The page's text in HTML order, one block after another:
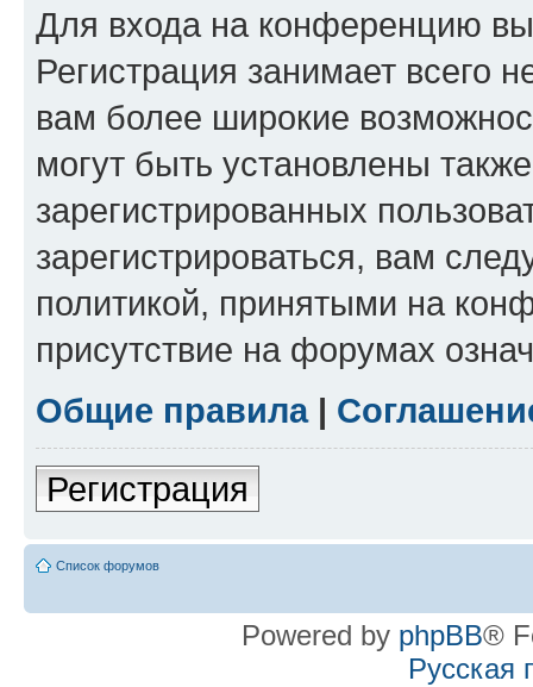
Для входа на конференцию
Регистрация занимает всего
вам более широкие
могут быть установлены
зарегистрированных
зарегистрироваться, вам
политикой, принятыми на
присутствие на форумах
Общие правила|
Регистрация
Список форумов
Powered by phpBB®
Русская